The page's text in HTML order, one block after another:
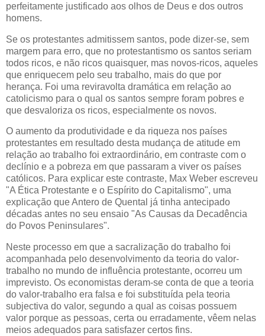
perfeitamente justificado aos olhos de Deus e dos outros
homens.
Se os protestantes admitissem santos, pode dizer-se, sem
margem para erro, que no protestantismo os santos seriam
todos ricos, e não ricos quaisquer, mas novos-ricos, aqueles
que enriquecem pelo seu trabalho, mais do que por
herança. Foi uma reviravolta dramática em relação ao
catolicismo para o qual os santos sempre foram pobres e
que desvaloriza os ricos, especialmente os novos.
O aumento da produtividade e da riqueza nos países
protestantes em resultado desta mudança de atitude em
relação ao trabalho foi extraordinário, em contraste com o
declínio e a pobreza em que passaram a viver os países
católicos. Para explicar este contraste, Max Weber escreveu
"A Ética Protestante e o Espírito do Capitalismo", uma
explicação que Antero de Quental já tinha antecipado
décadas antes no seu ensaio "As Causas da Decadência
do Povos Peninsulares".
Neste processo em que a sacralização do trabalho foi
acompanhada pelo desenvolvimento da teoria do valor-
trabalho no mundo de influência protestante, ocorreu um
imprevisto. Os economistas deram-se conta de que a teoria
do valor-trabalho era falsa e foi substituída pela teoria
subjectiva do valor, segundo a qual as coisas possuem
valor porque as pessoas, certa ou erradamente, vêem nelas
meios adequados para satisfazer certos fins.